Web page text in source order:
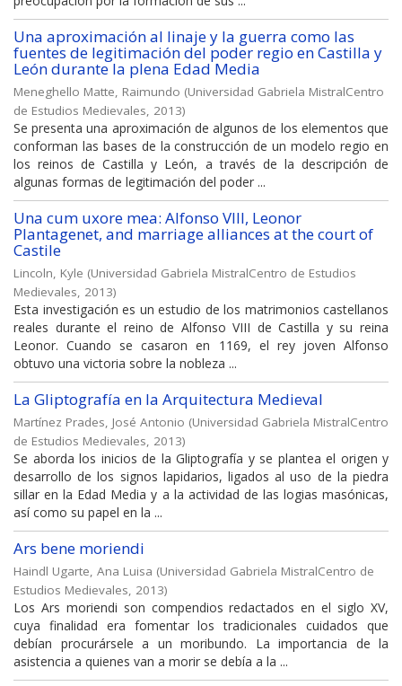
Una aproximación al linaje y la guerra como las
fuentes de legitimación del poder regio en Castilla y
León durante la plena Edad Media
Meneghello Matte, Raimundo (Universidad Gabriela MistralCentro
de Estudios Medievales, 2013)
Se presenta una aproximación de algunos de los elementos que
conforman las bases de la construcción de un modelo regio en
los reinos de Castilla y León, a través de la descripción de
algunas formas de legitimación del poder ...
Una cum uxore mea: Alfonso VIII, Leonor
Plantagenet, and marriage alliances at the court of
Castile
Lincoln, Kyle (Universidad Gabriela MistralCentro de Estudios
Medievales, 2013)
Esta investigación es un estudio de los matrimonios castellanos
reales durante el reino de Alfonso VIII de Castilla y su reina
Leonor. Cuando se casaron en 1169, el rey joven Alfonso
obtuvo una victoria sobre la nobleza ...
La Gliptografía en la Arquitectura Medieval
Martínez Prades, José Antonio (Universidad Gabriela MistralCentro
de Estudios Medievales, 2013)
Se aborda los inicios de la Gliptografía y se plantea el origen y
desarrollo de los signos lapidarios, ligados al uso de la piedra
sillar en la Edad Media y a la actividad de las logias masónicas,
así como su papel en la ...
Ars bene moriendi
Haindl Ugarte, Ana Luisa (Universidad Gabriela MistralCentro de
Estudios Medievales, 2013)
Los Ars moriendi son compendios redactados en el siglo XV,
cuya finalidad era fomentar los tradicionales cuidados que
debían procurársele a un moribundo. La importancia de la
asistencia a quienes van a morir se debía a la ...